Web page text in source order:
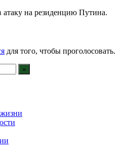
на резиденцию Путина.
для того, чтобы проголосовать.